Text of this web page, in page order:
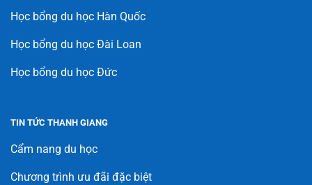
Học bổng du học Hàn Quốc
Học bổng du học Đài Loan
Học bổng du học Đức
TIN TỨC THANH GIANG
Cẩm nang du học
Chương trình ưu đãi đặc biệt